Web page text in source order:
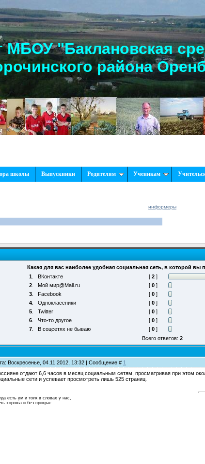
"Баклановская
района
школы Выпускники Родителям Ученикам
информеры
Какая для вас наиболее удобная социальная сеть, в которой
1. ВКонтакте [ 2]
2. Мой мир@Mail.ru [ 0]
3. Facebook [ 0]
4. Одноклассники [ 0]
5. Twitter [ 0]
6. Что-то другое [ 0]
7. В соцсетях не бываю [ 0]
Всего ответов: 2
Воскресенье, 04.11.2012, 13:32 | Сообщение # 1
отдают 6,6 часов в месяц социальным сетям, просматривая при этом
сети и успевает просмотреть лишь 525 страниц.
есть ум и толк в словах у нас,
хороша и без прикрас...